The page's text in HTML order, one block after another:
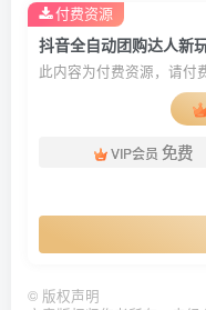
此内容为付费资源，请付
VIP会员 免费
付费资源
© 版权声明